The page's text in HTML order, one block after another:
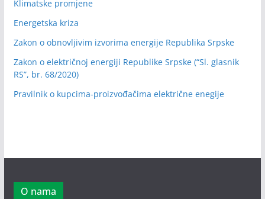
Klimatske promjene
Energetska kriza
Zakon o obnovljivim izvorima energije Republika Srpske
Zakon o električnoj energiji Republike Srpske (“Sl. glasnik
RS”, br. 68/2020)
Pravilnik o kupcima-proizvođačima električne enegije
O nama